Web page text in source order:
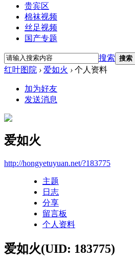
贵宾区
棉袜视频
丝足视频
国产专题
搜索 搜索
红叶图院 › 爱如火 › 个人资料
加为好友
发送消息
爱如火
http://hongyetuyuan.net/?183775
主题
日志
分享
留言板
个人资料
爱如火(UID: 183775)